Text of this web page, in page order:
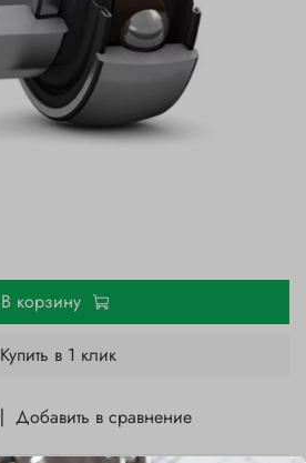
Добавить в сравнение
В корзину
Купить в 1 клик